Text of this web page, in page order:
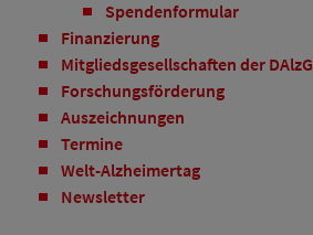
Spendenformular
Finanzierung
Mitgliedsgesellschaften der DAlzG
Forschungsförderung
Auszeichnungen
Termine
Welt-Alzheimertag
Newsletter